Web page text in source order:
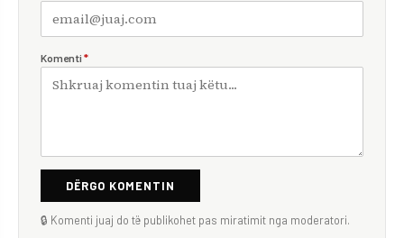
Komenti *
DËRGO KOMENTIN
🔒 Komenti juaj do të publikohet pas miratimit nga moderatori.